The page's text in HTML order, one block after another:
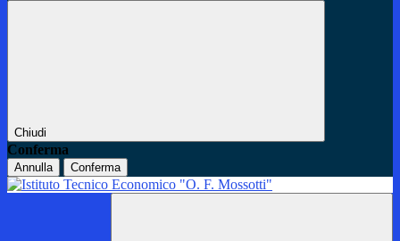
Chiudi
Conferma
Annulla Conferma